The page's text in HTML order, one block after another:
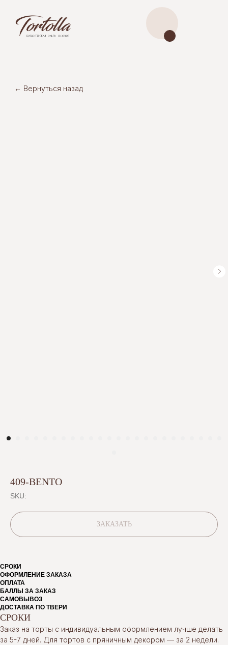
409-BENTO
SKU:
ЗАКАЗАТЬ
СРОКИ
ОФОРМЛЕНИЕ ЗАКАЗА
ОПЛАТА
БАЛЛЫ ЗА ЗАКАЗ
САМОВЫВОЗ
ДОСТАВКА ПО ТВЕРИ
СРОКИ
Заказ на торты с индивидуальным оформлением лучше делать
за 5-7 дней. Для тортов с пряничным декором — за 2 недели.